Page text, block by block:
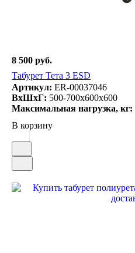
8 500 руб.
Табурет Тета 3 ESD
Артикул: ER-00037046
ВxШxГ: 500-700x600x600
Максимальная нагрузка, кг:
В корзину